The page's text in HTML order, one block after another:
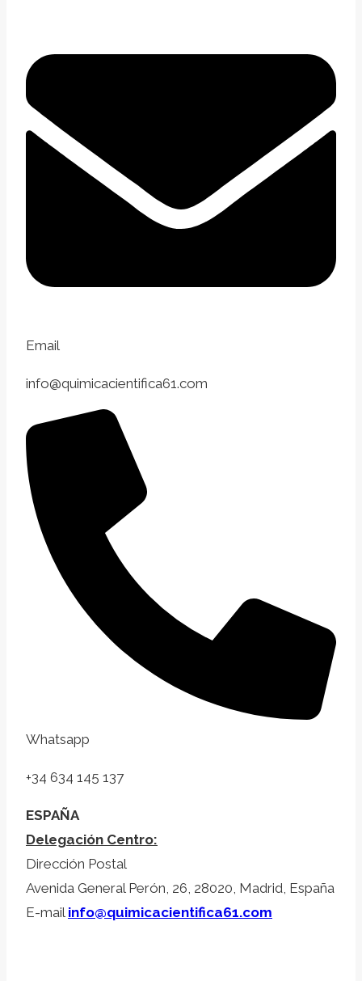
Email
info@quimicacientifica61.com
Whatsapp
+34 634 145 137
ESPAÑA
Delegación Centro:
Dirección Postal
Avenida General Perón, 26, 28020, Madrid, España
E-mail info@quimicacientifica61.com